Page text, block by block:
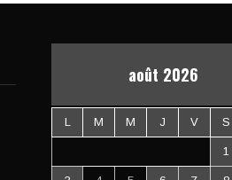
août 2026
L M M J V S
1